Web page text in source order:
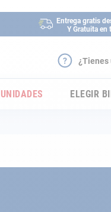
Entrega gratis
Y Gratuita en
¿Tienes
ELEGIR